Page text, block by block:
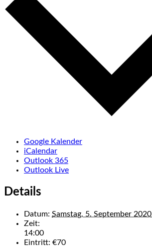
Google Kalender
iCalendar
Outlook 365
Outlook Live
Details
Datum: Samstag, 5. September 2020
Zeit:
14:00
Eintritt: €70